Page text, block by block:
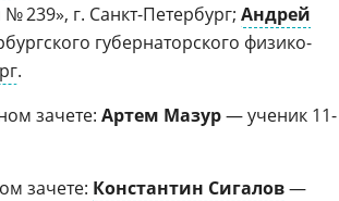
239», г. Санкт-Петербург; Андрей
губернаторского физико-
.
зачете: Артем Мазур— ученик 11-
зачете: Константин Сигалов—